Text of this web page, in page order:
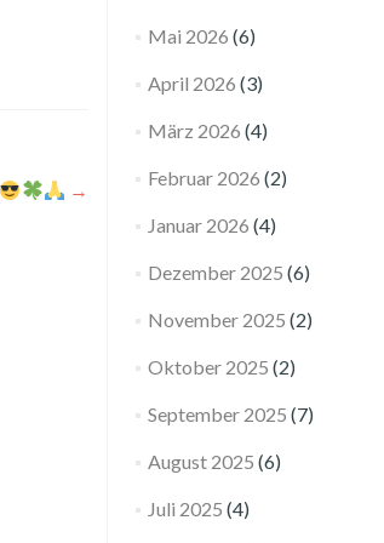
→
Mai 2026 (6)
April 2026 (3)
März 2026 (4)
Februar 2026 (2)
Januar 2026 (4)
Dezember 2025 (6)
November 2025 (2)
Oktober 2025 (2)
September 2025 (7)
August 2025 (6)
Juli 2025 (4)